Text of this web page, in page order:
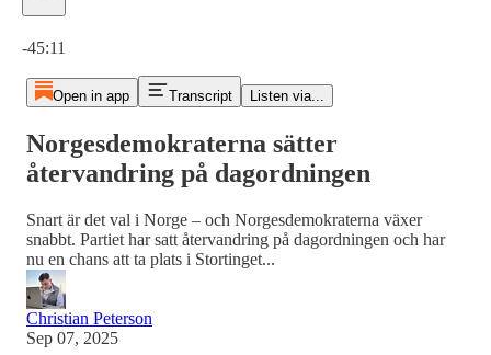
-45:11
Open in app Transcript Listen via...
Norgesdemokraterna sätter
återvandring på dagordningen
Snart är det val i Norge – och Norgesdemokraterna växer
snabbt. Partiet har satt återvandring på dagordningen och har
nu en chans att ta plats i Stortinget...
Christian Peterson
Sep 07, 2025